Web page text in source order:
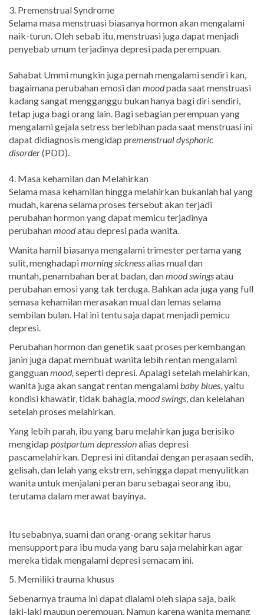
3. Premenstrual Syndrome
Selama masa menstruasi biasanya hormon akan mengalami
naik-turun. Oleh sebab itu, menstruasi juga dapat menjadi
penyebab umum terjadinya depresi pada perempuan.
Sahabat Ummi mungkin juga pernah mengalami sendiri kan,
bagaimana perubahan emosi danmoodpada saat menstruasi
kadang sangat mengganggu bukan hanya bagi diri sendiri,
tetap juga bagi orang lain. Bagi sebagian perempuan yang
mengalami gejala setress berlebihan pada saat menstruasi ini
dapat didiagnosis mengidap premenstrual dysphoric
disorder(PDD).
4. Masa kehamilan dan Melahirkan
Selama masa kehamilan hingga melahirkan bukanlah hal yang
mudah, karena selama proses tersebut akan terjadi
perubahan hormon yang dapat memicu terjadinya
perubahanmoodatau depresi pada wanita.
Wanita hamil biasanya mengalami trimester pertama yang
sulit, menghadapimorning sicknessalias mual dan
muntah, penambahan berat badan, danmood swingsatau
perubahan emosi yang tak terduga. Bahkan ada juga yang full
semasa kehamilan merasakan mual dan lemas selama
sembilan bulan. Hal ini tentu saja dapat menjadi pemicu
depresi.
Perubahan hormon dan genetik saat proses perkembangan
janin juga dapat membuat wanita lebih rentan mengalami
gangguanmood, seperti depresi. Apalagi setelah melahirkan,
wanita juga akan sangat rentan mengalamibaby blues, yaitu
kondisi khawatir, tidak bahagia,mood swings, dan kelelahan
setelah proses melahirkan.
Yang lebih parah, ibu yang baru melahirkan juga berisiko
mengidap postpartum depressionalias depresi
pascamelahirkan. Depresi ini ditandai dengan perasaan sedih,
gelisah, dan lelah yang ekstrem, sehingga dapat menyulitkan
wanita untuk menjalani peran baru sebagai seorang ibu,
terutama dalam merawat bayinya.
Itu sebabnya, suami dan orang-orang sekitar harus
mensupport para ibu muda yang baru saja melahirkan agar
mereka tidak mengalami depresi semacam ini.
5. Memiliki trauma khusus
Sebenarnya trauma ini dapat dialami oleh siapa saja, baik
laki-laki maupun perempuan. Namun karena wanita memang